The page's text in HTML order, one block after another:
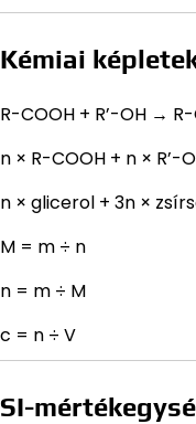
Kémiai
R-COOH + R’-OH → R-
n × R-COOH + n × R’-
n × glicerol + 3n ×
M = m ÷ n
n = m ÷ M
c = n ÷ V
SI-